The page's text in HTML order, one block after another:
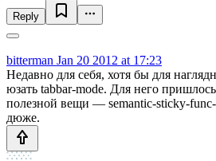
Reply
bitterman Jan 20 2012 at 17:23
Недавно для себя, хотя бы для
юзать tabbar-mode. Для него
полезной вещи — semantic-sticky-
дюже.